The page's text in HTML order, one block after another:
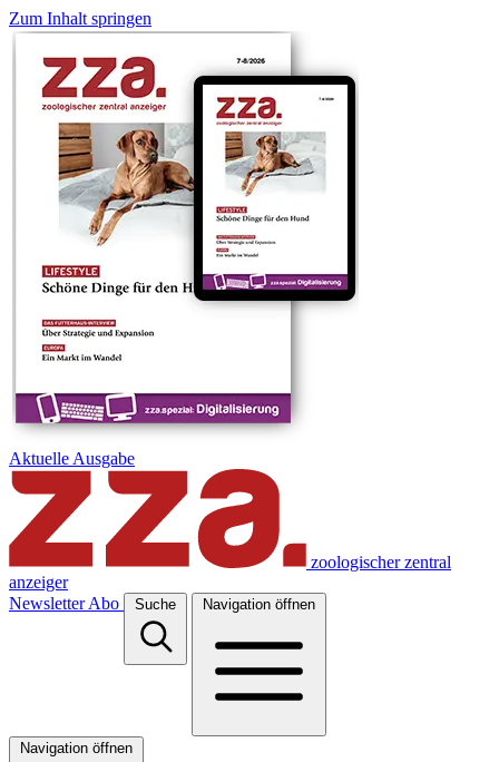
Zum Inhalt springen
Aktuelle Ausgabe
zoologischer zentral
anzeiger
Newsletter Abo Suche Navigation öffnen
Navigation öffnen